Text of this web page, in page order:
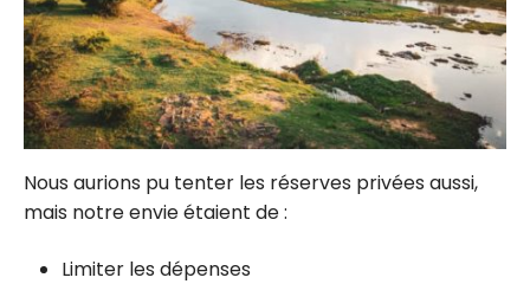
Nous aurions pu tenter les réserves privées aussi,
mais notre envie étaient de :
Limiter les dépenses